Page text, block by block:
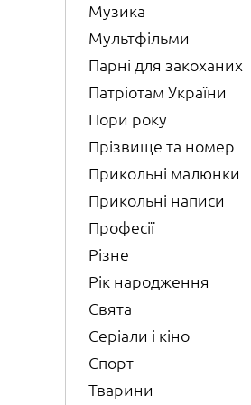
Музика
Мультфільми
Парні для закоханих
Патріотам України
Пори року
Прізвище та номер
Прикольні малюнки
Прикольні написи
Професії
Різне
Рік народження
Свята
Серіали і кіно
Спорт
Тварини